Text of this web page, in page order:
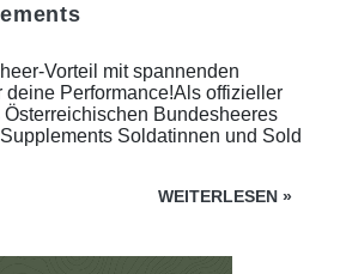
Vorteil mit spannenden
deine Performance!Als offizieller
Bundesheeres
Soldatinnen und Sold
WEITERLESEN »